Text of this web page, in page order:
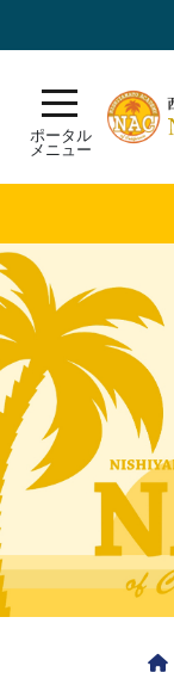
ポータル
メニュー